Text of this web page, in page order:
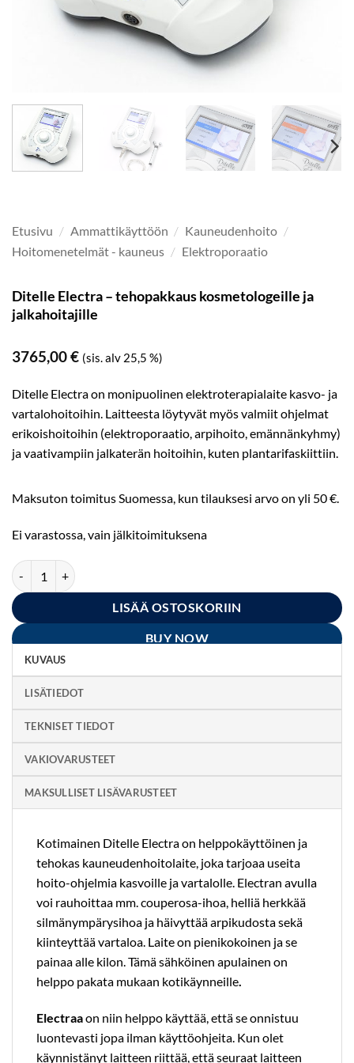
Etusivu / Ammattikäyttöön / Kauneudenhoito /
Hoitomenetelmät - kauneus / Elektroporaatio
Ditelle Electra – tehopakkaus kosmetologeille ja
jalkahoitajille
3765,00€ (sis. alv 25,5 %)
Ditelle Electra on monipuolinen elektroterapialaite kasvo- ja
vartalohoitoihin. Laitteesta löytyvät myös valmiit ohjelmat
erikoishoitoihin (elektroporaatio, arpihoito, emännänkyhmy)
ja vaativampiin jalkaterän hoitoihin, kuten plantarifaskiittiin.
Maksuton toimitus Suomessa, kun tilauksesi arvo on yli 50 €.
Ei varastossa, vain jälkitoimituksena
Ditelle Electra - tehopakkaus kosmetologeille ja jalkahoitajille määrä
LISÄÄ OSTOSKORIIN
BUY NOW
KUVAUS
LISÄTIEDOT
TEKNISET TIEDOT
VAKIOVARUSTEET
MAKSULLISET LISÄVARUSTEET
Kotimainen Ditelle Electra on helppokäyttöinen ja
tehokas kauneudenhoitolaite, joka tarjoaa useita
hoito-ohjelmia kasvoille ja vartalolle. Electran avulla
voi rauhoittaa mm. couperosa-ihoa, helliä herkkää
silmänympärysihoa ja häivyttää arpikudosta sekä
kiinteyttää vartaloa. Laite on pienikokoinen ja se
painaa alle kilon. Tämä sähköinen apulainen on
helppo pakata mukaan kotikäynneille
Electraaon niin helppo käyttää, että se onnistuu
luontevasti jopa ilman käyttöohjeita. Kun olet
käynnistänyt laitteen riittää, että seuraat laitteen